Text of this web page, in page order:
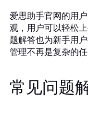
爱思助手官网的用
观，用户可以轻松
题解答也为新手用
管理不再是复杂的任
常见问题